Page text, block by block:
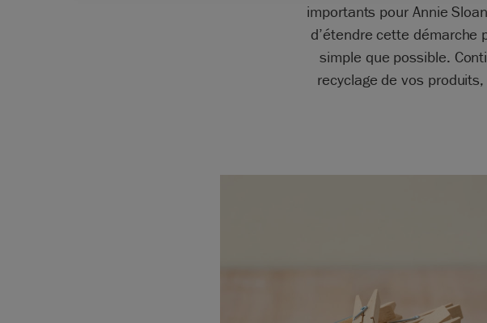
importants pour Annie
d’étendre cette démarche
simple que possible.
recyclage de vos